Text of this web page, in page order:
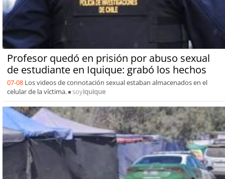
Profesor quedó en prisión por abuso sexual
de estudiante en Iquique: grabó los hechos
07-08 Los videos de connotación sexual estaban almacenados en el
celular de la víctima.
soyiquique